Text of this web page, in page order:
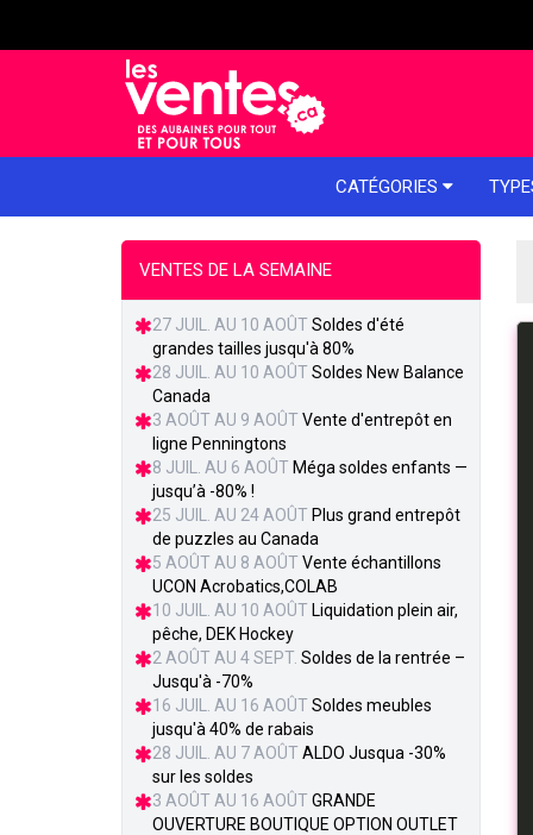
CATÉGORIES
VENTES DE LA SEMAINE
27 JUIL. AU 10 AOÛT Soldes d'été
grandes tailles jusqu'à 80%
28 JUIL. AU 10 AOÛT Soldes New Balance
Canada
3 AOÛT AU 9 AOÛT Vente d'entrepôt en
ligne Penningtons
8 JUIL. AU 6 AOÛT Méga soldes enfants —
jusqu’à -80% !
25 JUIL. AU 24 AOÛT Plus grand entrepôt
de puzzles au Canada
5 AOÛT AU 8 AOÛT Vente échantillons
UCON Acrobatics,COLAB
10 JUIL. AU 10 AOÛT Liquidation plein air,
pêche, DEK Hockey
2 AOÛT AU 4 SEPT. Soldes de la rentrée –
Jusqu'à -70%
16 JUIL. AU 16 AOÛT Soldes meubles
jusqu'à 40% de rabais
28 JUIL. AU 7 AOÛT ALDO Jusqua -30%
sur les soldes
3 AOÛT AU 16 AOÛT GRANDE
OUVERTURE BOUTIQUE OPTION OUTLET